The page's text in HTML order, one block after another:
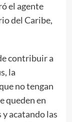
el agente
del Caribe,
contribuir a
la
no tengan
queden en
acatando las